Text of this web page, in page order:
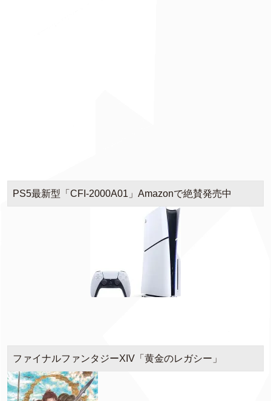
PS5最新型「CFI-2000A01」Amazonで絶賛発売中
ファイナルファンタジーXIV「黄金のレガシー」